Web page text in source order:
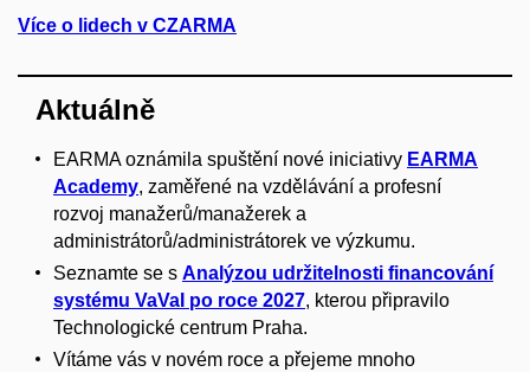
Více o lidech v CZARMA
Aktuálně
EARMA oznámila spuštění nové iniciativy EARMA
Academy, zaměřené na vzdělávání a profesní
rozvoj manažerů/manažerek a
administrátorů/administrátorek ve výzkumu.
Seznamte se s Analýzou udržitelnosti financování
systému VaVaI po roce 2027, kterou připravilo
Technologické centrum Praha.
Vítáme vás v novém roce a přejeme mnoho